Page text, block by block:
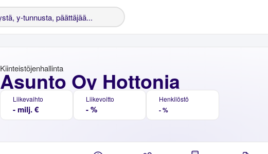
Asunto Oy Hottonia
Kiinteistöjenhallinta
Liikevaihto
- milj. €
Liikevoitto
- %
Henkilöstö
- %